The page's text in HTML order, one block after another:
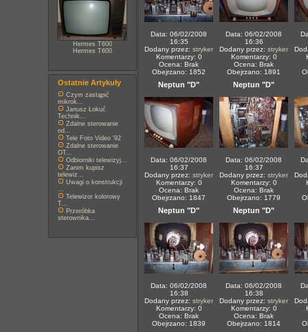
Hermes T600
Hermes T600
Ostatnie Artykuły
Czym zastąpić
mikrok...
Janusz Łokuć
Technik...
Zdalne sterowanie
od...
Tele Foto Video '92
Zdalne sterowanie
OT...
Odbiorniki telewizyj...
Zanim kupisz
telewiz...
Uwagi o konstrukcji
...
Telewizor kolorowy
T...
Przeróbka
sterownika...
Data: 06/02/2008
16:35
Dodany przez: stryker
Komentarzy: 0
Ocena: Brak
Obejrzano: 1852
Data: 06/02/2008
16:36
Dodany przez: stryker
Komentarzy: 0
Ocena: Brak
Obejrzano: 1891
Neptun "D"
Data: 06/02/2008
16:37
Dodany przez: stryker
Komentarzy: 0
Ocena: Brak
Obejrzano: 1847
Neptun "D"
Data: 06/02/2008
16:37
Dodany przez: stryker
Komentarzy: 0
Ocena: Brak
Obejrzano: 1779
Neptun "D"
Data: 06/02/2008
16:38
Dodany przez: stryker
Komentarzy: 0
Ocena: Brak
Obejrzano: 1839
Neptun "D"
Data: 06/02/2008
16:38
Dodany przez: stryker
Komentarzy: 0
Ocena: Brak
Obejrzano: 1814